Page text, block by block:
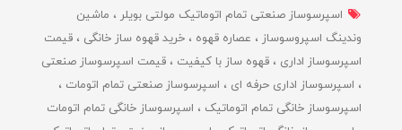
اسپرسوساز صنعتی تمام اتوماتیک مولتی بویلر
ماشین
وندینگ اسپروسوساز
عصاره قهوه خرید قهوه ساز خانگی
قیمت
اسپرسوساز اداری
قهوه ساز با کیفیت
قیمت اسپرسوساز صنعتی
اسپرسوساز اداری حرفه ای
اسپرسوساز صنعتی تمام اتومات
اسپرسوساز خانگی تمام اتوماتیک
اسپرسوساز خانگی تمام اتومات